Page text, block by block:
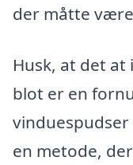
der måtte
Husk, at det
blot er en
vinduespudser
en metode,